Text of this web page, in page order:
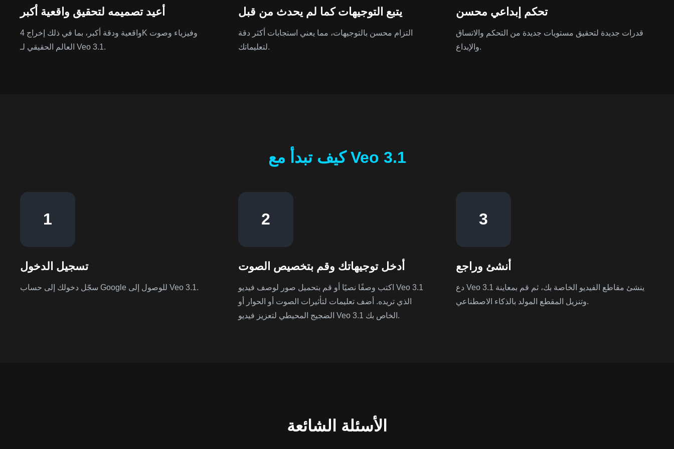
أعيد تصميمه لتحقيق واقعية أكبر
واقعية ودقة أكبر، بما في ذلك إخراج 4K وفيزياء وصوت
العالم الحقيقي لـ Veo 3.1.
يتبع التوجيهات كما لم يحدث من قبل
التزام محسن بالتوجيهات، مما يعني استجابات أكثر دقة
لتعليماتك.
تحكم إبداعي محسن
قدرات جديدة لتحقيق مستويات جديدة من التحكم والاتساق
والإبداع.
كيف تبدأ مع Veo 3.1
1
تسجيل الدخول
سجّل دخولك إلى حساب Google للوصول إلى Veo 3.1.
2
أدخل توجيهاتك وقم بتخصيص الصوت
اكتب وصفًا نصيًا أو قم بتحميل صور لوصف فيديو Veo 3.1
الذي تريده. أضف تعليمات لتأثيرات الصوت أو الحوار أو
الضجيج المحيطي لتعزيز فيديو Veo 3.1 الخاص بك.
3
أنشئ وراجع
دع Veo 3.1 ينشئ مقاطع الفيديو الخاصة بك، ثم قم بمعاينة
وتنزيل المقطع المولد بالذكاء الاصطناعي.
الأسئلة الشائعة